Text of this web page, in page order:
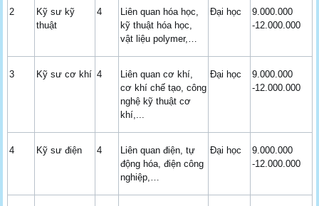
2
Kỹ sư kỹ
thuật
4
Liên quan hóa học,
kỹ thuật hóa học,
vật liệu polymer,…
Đại học
9.000.000
-12.000.000
3 Kỹ sư cơ khí 4
Liên quan cơ khí,
cơ khí chế tạo, công
nghệ kỹ thuật cơ
khí,...
Đại học
9.000.000
-12.000.000
4 Kỹ sư điện 4
Liên quan điện, tự
động hóa, điện công
nghiệp,…
Đại học
9.000.000
-12.000.000